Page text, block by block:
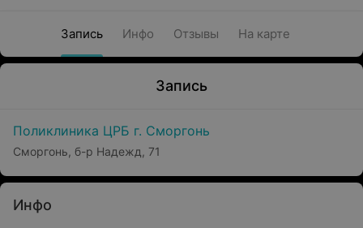
Запись Инфо Отзывы На карте
Запись
Поликлиника ЦРБ г. Сморгонь
Сморгонь, б-р Надежд, 71
Инфо